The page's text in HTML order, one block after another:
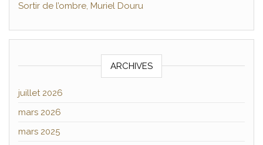
Sortir de l’ombre, Muriel Douru
ARCHIVES
juillet 2026
mars 2026
mars 2025